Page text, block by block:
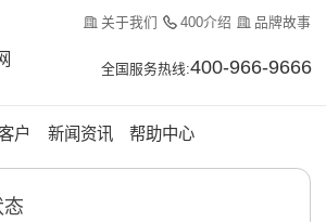
关于我们 400介绍 品牌故事
全国服务热线:400-966-9666
户 新闻资讯 帮助中心